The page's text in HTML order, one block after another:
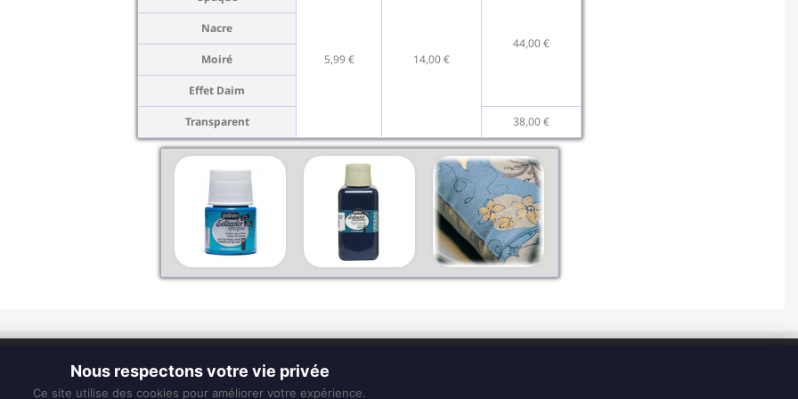
5,99 € 14,00 €
44,00 €
Nacre
Moiré
Effet Daim
Transparent 38,00 €
Fixe :
0596 63 25 94
Nous respectons votre vie privée
Ce site utilise des cookies pour améliorer votre expérience.